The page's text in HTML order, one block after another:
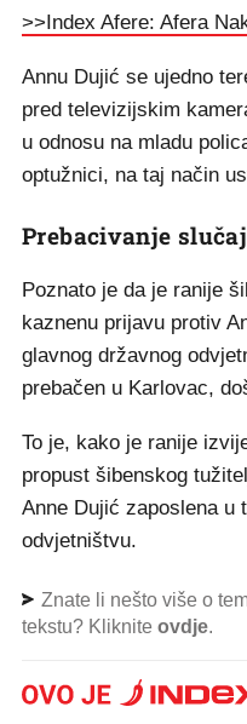
>>Index Afere: Afera
Annu Dujić se ujedno
pred televizijskim
u odnosu na mladu
optužnici, na taj način
Prebacivanje
Poznato je da je ranije
kaznenu prijavu protiv
glavnog državnog
prebačen u Karlovac,
To je, kako je ranije
propust šibenskog
Anne Dujić zaposlena u
odvjetništvu.
Znate li nešto više o
tekstu? Kliknite ovdje.